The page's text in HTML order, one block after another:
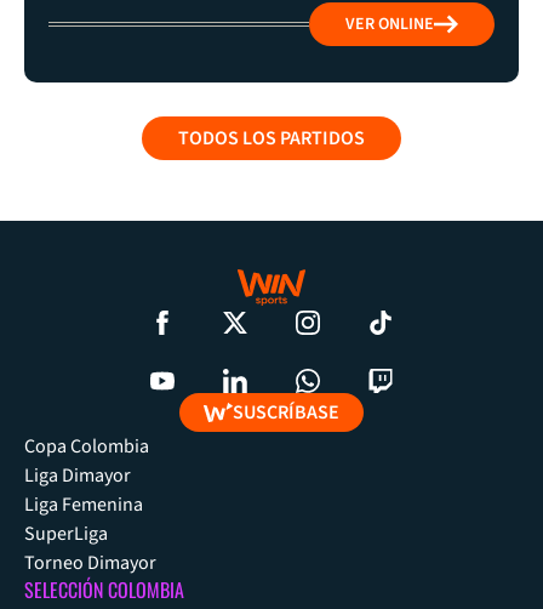
VER ONLINE
TODOS LOS PARTIDOS
SUSCRÍBASE
Copa Colombia
Liga Dimayor
Liga Femenina
SuperLiga
Torneo Dimayor
SELECCIÓN COLOMBIA